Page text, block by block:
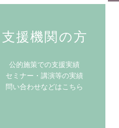
支援機関の方
公的施策での支援実績
​セミナー・講演等の実績
​問い合わせなどはこちら